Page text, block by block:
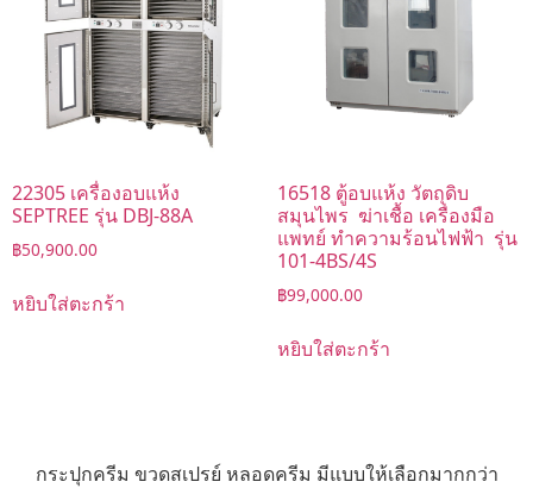
22305 เครื่องอบแห้ง
SEPTREE รุ่น DBJ-88A
฿50,900.00
หยิบใส่ตะกร้า
16518 ตู้อบแห้ง วัตถุดิบ
สมุนไพร ฆ่าเชื้อ เครื่องมือ
แพทย์ ทำความร้อนไฟฟ้า รุ่น
101-4BS/4S
฿99,000.00
หยิบใส่ตะกร้า
กระปุกครีม ขวดสเปรย์ หลอดครีม มีแบบให้เลือกมากกว่า